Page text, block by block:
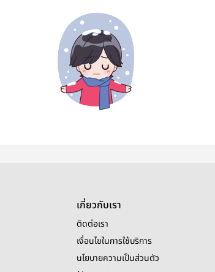
เกี่ยวกับเรา
ติดต่อเรา
เงื่อนไขในการใช้บริการ
นโยบายความเป็นส่วนตัว